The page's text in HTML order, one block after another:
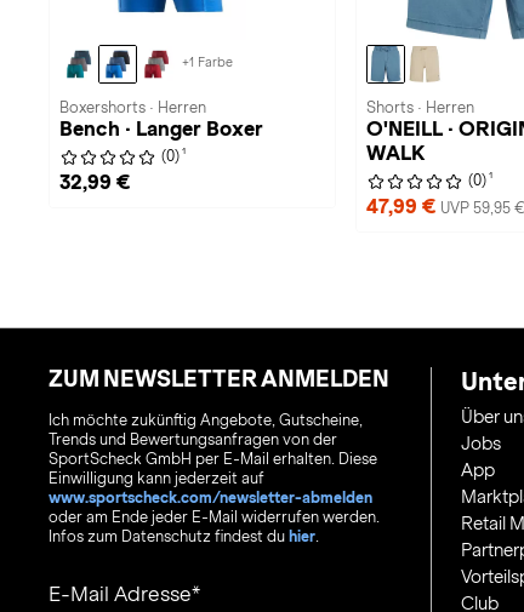
+1 Farbe
Boxershorts · Herren
Bench · Langer Boxer
(0) 1
32,99 €
Shorts · Herren
O'NEILL ·
WALK
(0) 1
47,99 € UVP 59,95 €
ZUM NEWSLETTER ANMELDEN
Ich möchte zukünftig Angebote, Gutscheine,
Trends und Bewertungsanfragen von der
SportScheck GmbH per E-Mail erhalten. Diese
Einwilligung kann jederzeit auf
www.sportscheck.com/newsletter-abmelden
oder am Ende jeder E-Mail widerrufen werden.
Infos zum Datenschutz findest du hier.
E-Mail Adresse
Über
Jobs
App
Retail
Club